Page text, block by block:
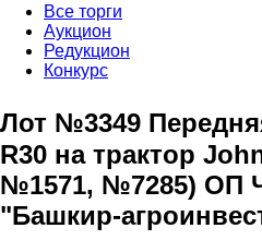
Все торги
Аукцион
Редукцион
Конкурс
Лот №3349
R30 на трактор
№1571, №7285)
"Башкир-